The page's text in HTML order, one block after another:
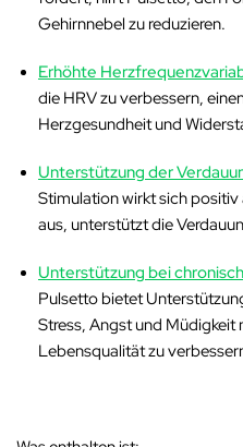
Gehirnnebel zu reduzieren.
Erhöhte
die HRV zu verbessern,
Herzgesundheit und
Unterstützung der
Stimulation wirkt sich
aus, unterstützt die
Unterstützung bei
Pulsetto bietet
Stress, Angst und Müdigkeit
Lebensqualität zu